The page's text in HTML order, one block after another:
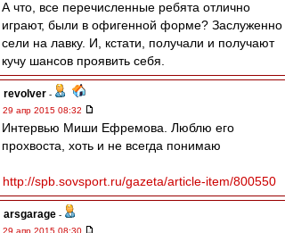
А что, все перечисленные ребята отлично
играют, были в офигенной форме? Заслуженно
сели на лавку. И, кстати, получали и получают
кучу шансов проявить себя.
revolver -
29 апр 2015 08:32
Интервью Миши Ефремова. Люблю его
прохвоста, хоть и не всегда понимаю
http://spb.sovsport.ru/gazeta/article-item/800550
arsgarage -
29 апр 2015 08:30